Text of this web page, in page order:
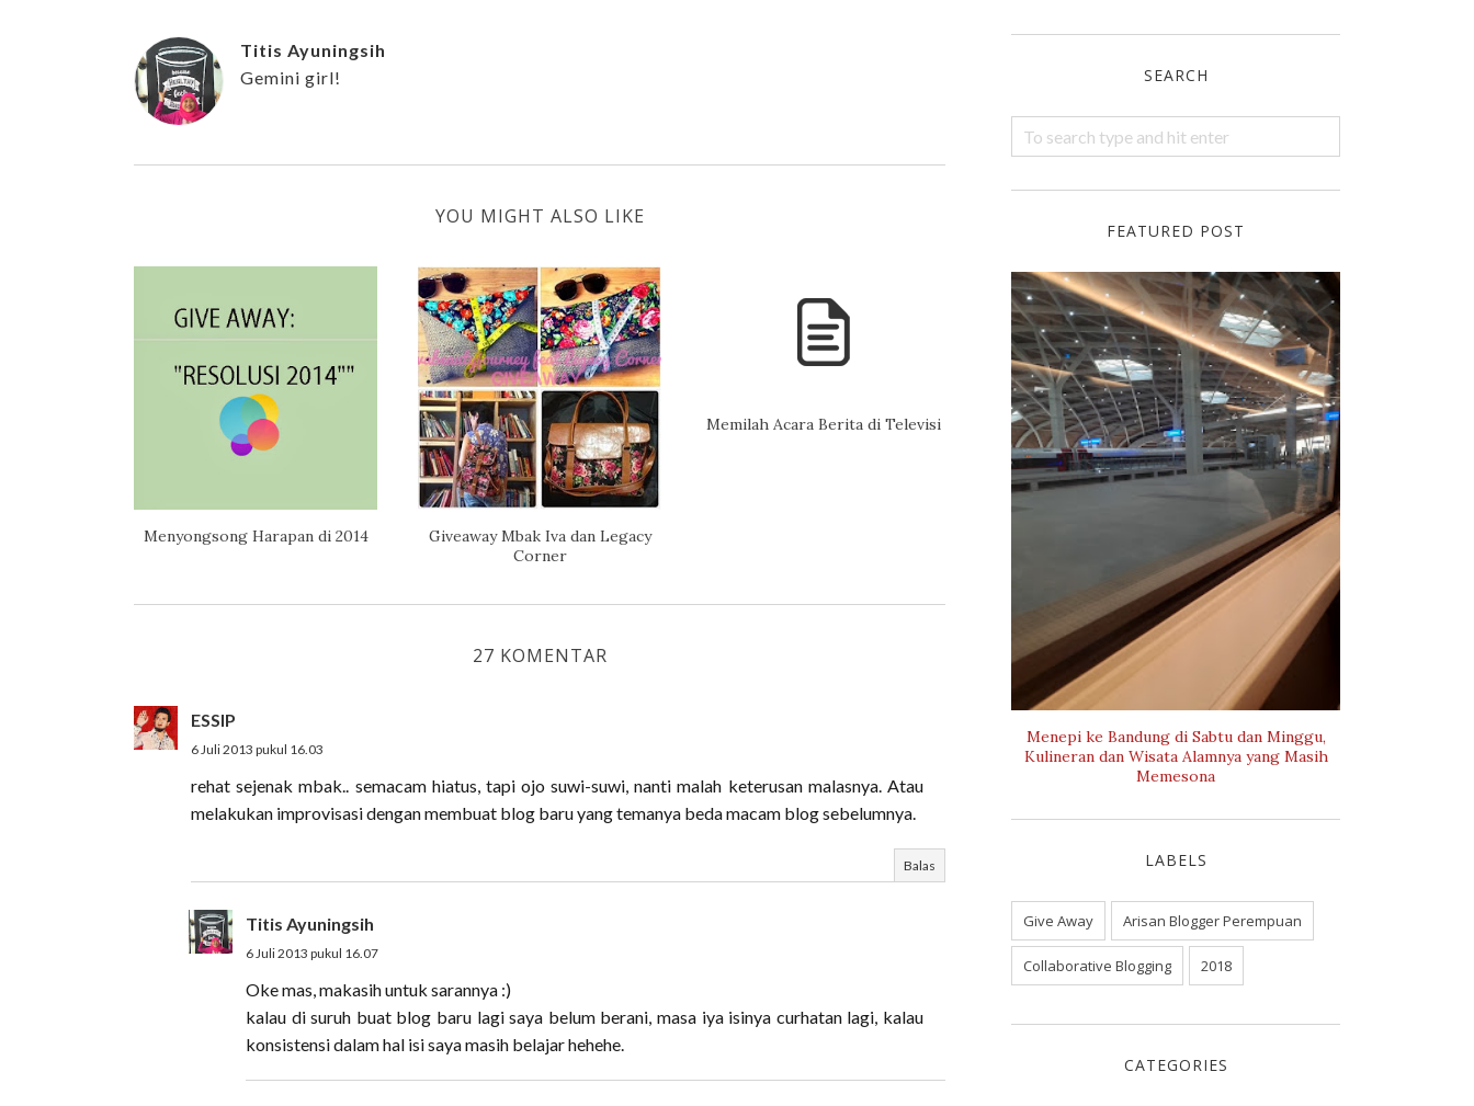
Titis Ayuningsih
Gemini girl!
YOU MIGHT ALSO LIKE
Menyongsong Harapan di 2014
Giveaway Mbak Iva dan Legacy
Corner
Memilah Acara Berita di Televisi
27 KOMENTAR
ESSIP
6 Juli 2013 pukul 16.03
rehat sejenak mbak.. semacam hiatus, tapi ojo suwi-suwi, nanti malah keterusan malasnya. Atau
melakukan improvisasi dengan membuat blog baru yang temanya beda macam blog sebelumnya.
Balas
Titis Ayuningsih
6 Juli 2013 pukul 16.07
Oke mas, makasih untuk sarannya :)
kalau di suruh buat blog baru lagi saya belum berani, masa iya isinya curhatan lagi, kalau
konsistensi dalam hal isi saya masih belajar hehehe.
SEARCH
FEATURED POST
Menepi ke Bandung di Sabtu dan Minggu,
Kulineran dan Wisata Alamnya yang Masih
Memesona
LABELS
Give Away Arisan Blogger Perempuan
Collaborative Blogging 2018
CATEGORIES